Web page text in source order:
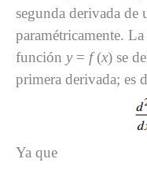
segunda derivada
paramétricamente.
función y= f(x) se
primera derivada; es
Ya que